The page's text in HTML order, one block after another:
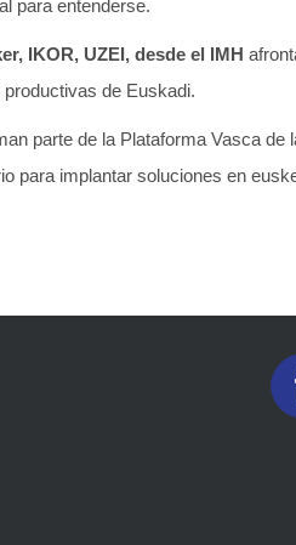
para entenderse.
IKOR, UZEI, desde el IMH
de Euskadi.
parte de la Plataforma Vasca de
para implantar soluciones en